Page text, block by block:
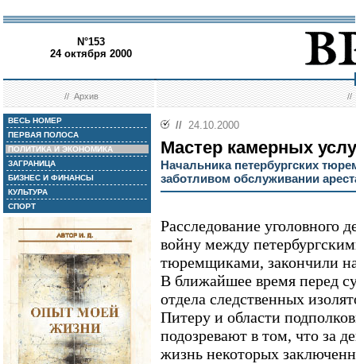
N°153
24 октября 2000
//Архив //
ВЕСЬ НОМЕР
ПЕРВАЯ ПОЛОСА
ПОЛИТИКА И ЭКОНОМИКА
ЗАГРАНИЦА
БИЗНЕС И ФИНАНСЫ
КУЛЬТУРА
СПОРТ
// 24.10.2000
Мастер камерных
Начальника петербургских
заботливом обслуживании
Расследование уголовного
войну между
тюремщиками, закончили
В ближайшее время перед
отдела следственных
Питеру и области
подозревают в том, что за
жизнь некоторых